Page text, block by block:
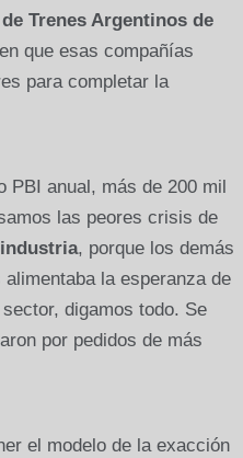
Trenes Argentinos de
que esas compañías
para completar la
PBI anual, más de 200 mil
las peores crisis de
, porque los demás
la esperanza de
digamos todo. Se
por pedidos de más
el modelo de la exacción